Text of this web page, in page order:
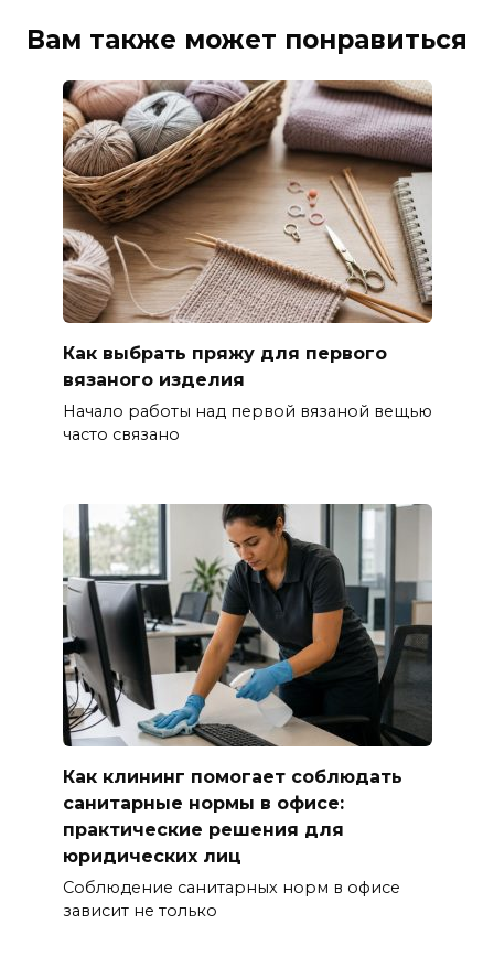
Вам также может понравиться
Как выбрать пряжу для первого
вязаного изделия
Начало работы над первой вязаной вещью
часто связано
Как клининг помогает соблюдать
санитарные нормы в офисе:
практические решения для
юридических лиц
Соблюдение санитарных норм в офисе
зависит не только